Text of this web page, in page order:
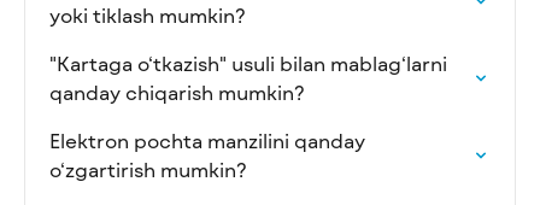
yoki tiklash mumkin?
"Kartaga o‘tkazish" usuli bilan mablag‘larni
qanday chiqarish mumkin?
Elektron pochta manzilini qanday
o‘zgartirish mumkin?